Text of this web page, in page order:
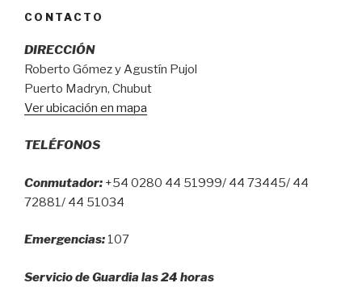
CONTACTO
DIRECCIÓN
Roberto Gómez y Agustín Pujol
Puerto Madryn, Chubut
Ver ubicación en mapa
TELÉFONOS
Conmutador: +54 0280 44 51999/ 44 73445/ 44
72881/ 44 51034
Emergencias: 107
Servicio de Guardia las 24 horas